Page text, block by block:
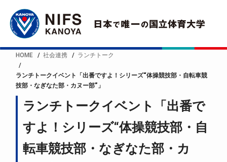
HOME 社会連携 ランチトーク
ランチトークイベント「出番ですよ！シリーズ“体操競技部・自転車競
技部・なぎなた部・カヌー部”」
ランチトークイベント「出番で
すよ！シリーズ“体操競技部・自
転車競技部・なぎなた部・カ